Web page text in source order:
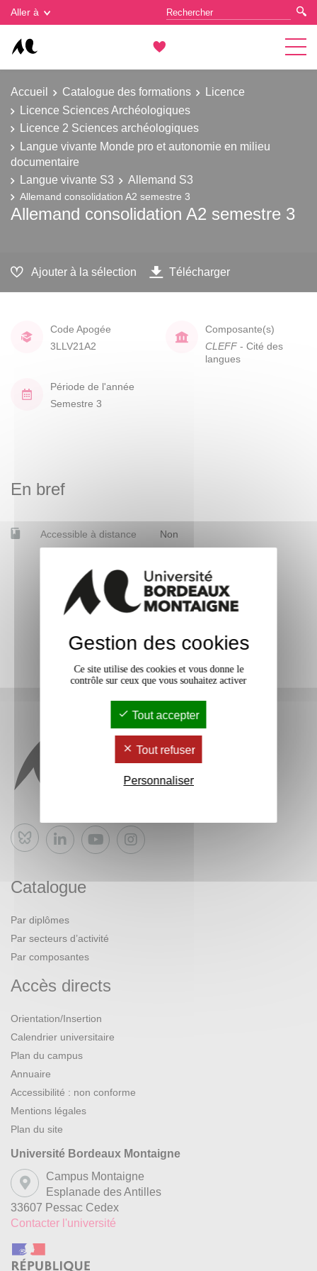
Aller à
Accueil Catalogue des formations
Licence
Licence Sciences Archéologiques
Licence 2 Sciences archéologiques
Langue vivante Monde pro et autonomie en milieu
documentaire
Langue vivante S3
Allemand S3
Allemand consolidation A2 semestre 3
Allemand consolidation A2 semestre 3
Ajouter à la sélection Télécharger
Code Apogée
3LLV21A2
Composante(s)
CLEFF - Cité des
langues
Période de l'année
Semestre 3
En bref
Accessible à distance Non
Bluesky
Catalogue
Par diplômes
Par secteurs d’activité
Par composantes
Accès directs
Orientation/Insertion
Calendrier universitaire
Plan du campus
Annuaire
Accessibilité : non conforme
Mentions légales
Plan du site
Université Bordeaux Montaigne
Campus Montaigne
Esplanade des Antilles
33607 Pessac Cedex
Contacter l'université
Gestion des cookies
Gestion des cookies
Ce site utilise des cookies et vous donne le
contrôle sur ceux que vous souhaitez activer
Tout accepter
Tout refuser
Personnaliser